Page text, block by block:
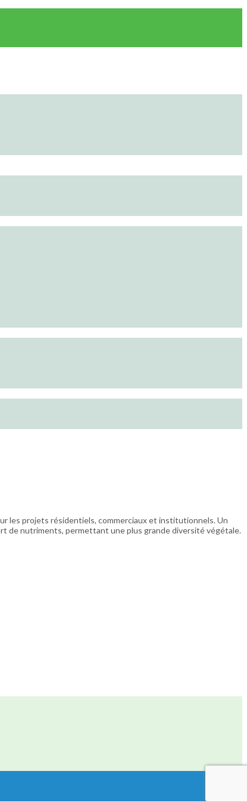
les projets résidentiels, commerciaux et institutionnels. Un
de nutriments, permettant une plus grande diversité végétale.